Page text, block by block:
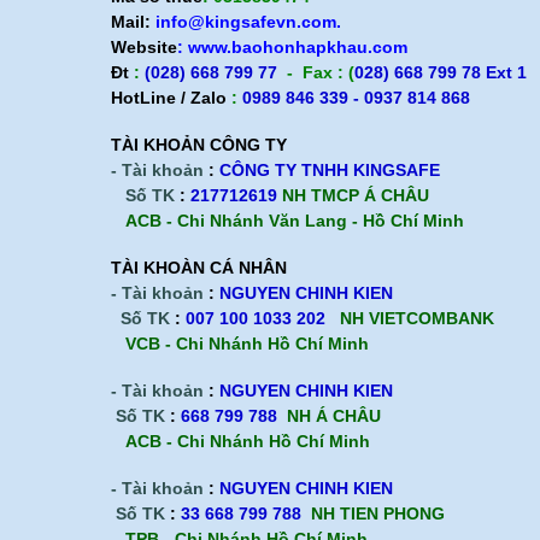
Băng keo vải 3M 3939
Băng keo giấy 3M 2308
Băng keo 1 mặt dán thùng 3M 309
Băng keo test độ dính 3M 250
Màng che sơn 3M 7021
Băng keo chống trơn trượt
Băng keo cường lực 3M VHB 4932
Dây an toàn thân Hàn Quốc Kukje 1 móc
Băng keo cường lực 3M VHB 4611
Mail: info@kingsafevn.com.
Website: www.baohonhapkhau.com
Đt : (028) 668 799 77 - Fax : (028) 668 799 78 Ext 1
HotLine / Zalo : 0989 846 339 - 0937 814 868
TÀI KHOẢN CÔNG TY
- Tài khoản : CÔNG TY TNHH KINGSAFE
Số TK : 217712619 NH TMCP Á CHÂU
ACB - Chi Nhánh Văn Lang - Hồ Chí Minh
TÀI KHOÀN CÁ NHÂN
- Tài khoản : NGUYEN CHINH KIEN
Số TK : 007 100 1033 202
NH VIETCOMBANK
VCB - Chi Nhánh Hồ Chí Minh
- Tài khoản : NGUYEN CHINH KIEN
Số TK : 668 799 788 NH Á CHÂU
ACB - Chi Nhánh Hồ Chí Minh
- Tài khoản : NGUYEN CHINH KIEN
Số TK : 33 668 799 788 NH TIEN PHONG